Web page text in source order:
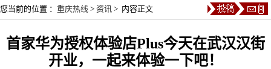
您当前的位置 ： 重庆热线 > 资讯 > 内容正文
首家华为授权体验店Plus今天在武汉汉街
开业，一起来体验一下吧！